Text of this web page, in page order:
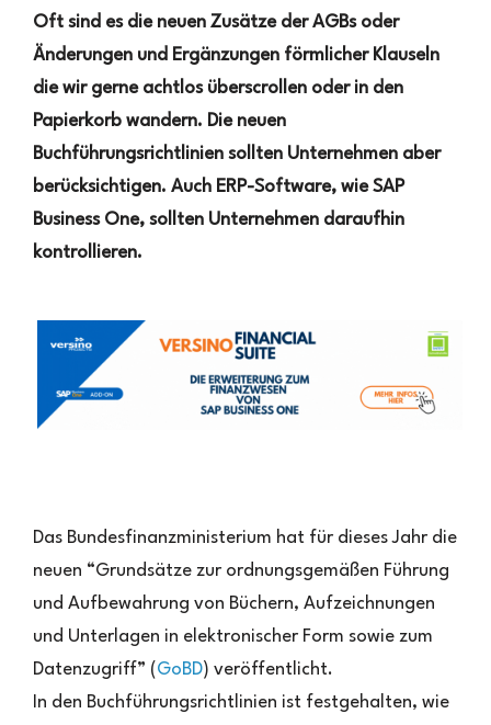
die
Buchführungsrichtlinien
für
Ihr
wichtig
sind
Oft sind es die neuen Zusätze der AGBs oder
Änderungen und Ergänzungen förmlicher Klauseln
die wir gerne achtlos überscrollen oder in den
Papierkorb wandern. Die neuen
Buchführungsrichtlinien sollten Unternehmen aber
berücksichtigen. Auch ERP-Software, wie SAP
Business One, sollten Unternehmen daraufhin
kontrollieren.
Das Bundesfinanzministerium hat für dieses Jahr die
neuen “Grundsätze zur ordnungsgemäßen Führung
und Aufbewahrung von Büchern, Aufzeichnungen
und Unterlagen in elektronischer Form sowie zum
Datenzugriff” (GoBD) veröffentlicht.
In den Buchführungsrichtlinien ist festgehalten, wie